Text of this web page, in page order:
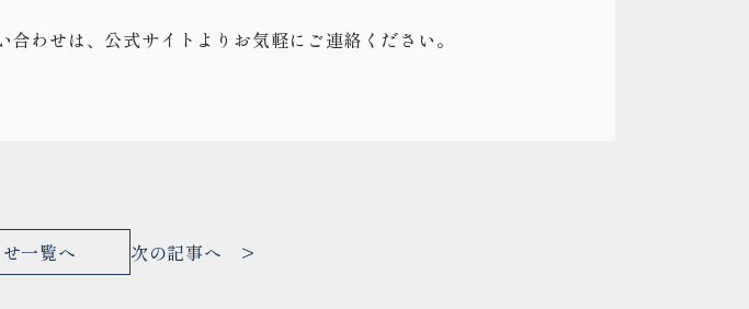
わせは、公式サイトよりお気軽にご連絡ください。
一覧へ 次の記事へ >